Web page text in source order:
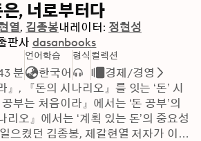
은, 너로부터다
열 김종봉내레이터: 정현성
판사 dasanbooks
분
언어학습
한국어
형식 컬렉션
경제/경영
』, 『돈의 시나리오』를 잇는 ‘돈’ 시
부는 처음이라』에서는 ‘돈 공부’의
오』에서는 ‘계획 있는 돈’의 중요성
으켰던 김종봉, 제갈현열 저자가 이번